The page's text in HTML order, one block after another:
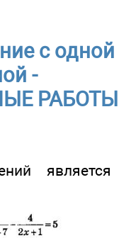
с одной
-
РАБОТЫ
является